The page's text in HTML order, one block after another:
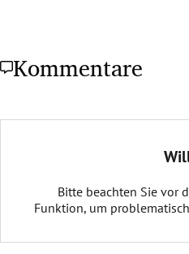
Kommentare